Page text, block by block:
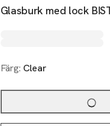
Glasburk med lock
Färg: Clear